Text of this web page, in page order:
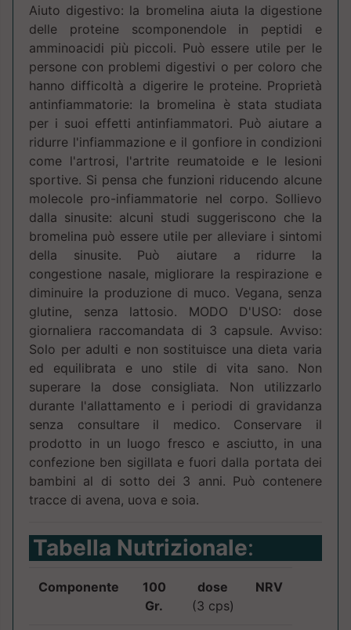
Aiuto digestivo: la bromelina aiuta la digestione
delle proteine scomponendole in peptidi e
amminoacidi più piccoli. Può essere utile per le
persone con problemi digestivi o per coloro che
hanno difficoltà a digerire le proteine. Proprietà
antinfiammatorie: la bromelina è stata studiata
per i suoi effetti antinfiammatori. Può aiutare a
ridurre l'infiammazione e il gonfiore in condizioni
come l'artrosi, l'artrite reumatoide e le lesioni
sportive. Si pensa che funzioni riducendo alcune
molecole pro-infiammatorie nel corpo. Sollievo
dalla sinusite: alcuni studi suggeriscono che la
bromelina può essere utile per alleviare i sintomi
della sinusite. Può aiutare a ridurre la
congestione nasale, migliorare la respirazione e
diminuire la produzione di muco. Vegana, senza
glutine, senza lattosio. MODO D'USO: dose
giornaliera raccomandata di 3 capsule. Avviso:
Solo per adulti e non sostituisce una dieta varia
ed equilibrata e uno stile di vita sano. Non
superare la dose consigliata. Non utilizzarlo
durante l'allattamento e i periodi di gravidanza
senza consultare il medico. Conservare il
prodotto in un luogo fresco e asciutto, in una
confezione ben sigillata e fuori dalla portata dei
bambini al di sotto dei 3 anni. Può contenere
tracce di avena, uova e soia.
Tabella Nutrizionale:
Componente
100
Gr.
dose
(3 cps)
NRV